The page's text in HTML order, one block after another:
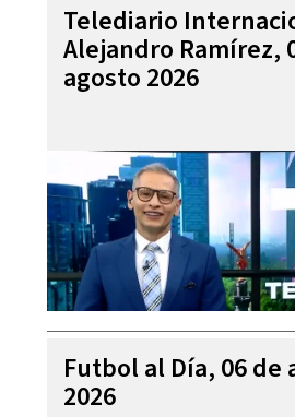
Telediario
Alejandro Ramírez,
agosto 2026
Futbol al Día, 06 de
2026